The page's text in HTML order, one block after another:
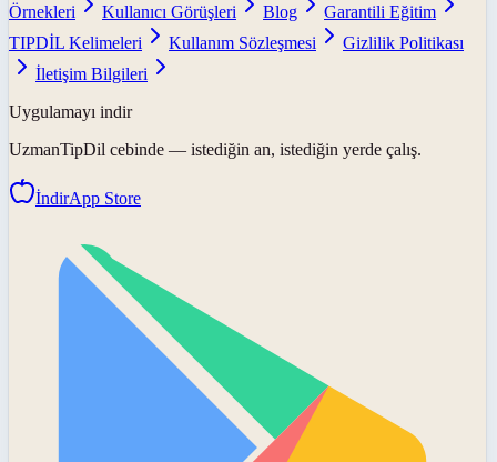
Örnekleri
Kullanıcı Görüşleri Blog
Garantili Eğitim
TIPDİL Kelimeleri
Kullanım Sözleşmesi
Gizlilik Politikası
İletişim Bilgileri
Uygulamayı indir
UzmanTipDil cebinde — istediğin an, istediğin yerde çalış.
İndirApp Store